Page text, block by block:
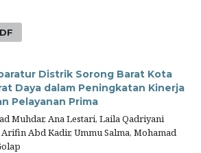
Distrik Sorong Barat Kota
Daya dalam Peningkatan Kinerja
Pelayanan Prima
Muhdar, Ana Lestari, Laila Qadriyani
Abd Kadir, Ummu Salma, Mohamad